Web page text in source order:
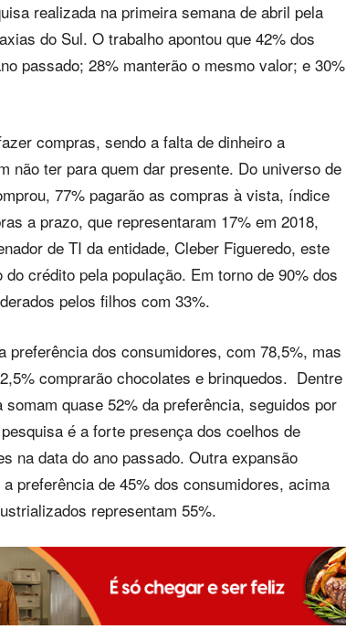
realizada na primeira semana de abril pela
do Sul. O trabalho apontou que 42% dos
passado; 28% manterão o mesmo valor; e 30%
compras, sendo a falta de dinheiro a
não ter para quem dar presente. Do universo de
77% pagarão as compras à vista, índice
a prazo, que representaram 17% em 2018,
de TI da entidade, Cleber Figueredo, este
crédito pela população. Em torno de 90% dos
pelos filhos com 33%.
dos consumidores, com 78,5%, mas
comprarão chocolates e brinquedos. Dentre
quase 52% da preferência, seguidos por
é a forte presença dos coelhos de
na data do ano passado. Outra expansão
preferência de 45% dos consumidores, acima
representam 55%.